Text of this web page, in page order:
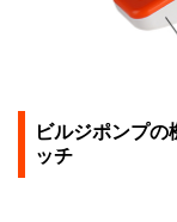
ビルジポンプの
ッチ